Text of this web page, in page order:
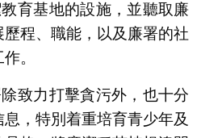
育基地的設施，並聽取廉
程、職能，以及廉署的社
。
致力打擊貪污外，也十分
，特別着重培育青少年及